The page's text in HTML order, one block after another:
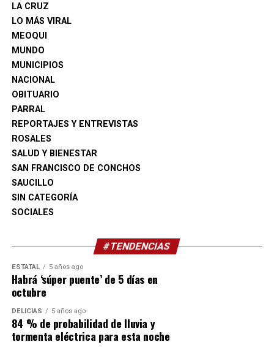
LA CRUZ
LO MÁS VIRAL
MEOQUI
MUNDO
MUNICIPIOS
NACIONAL
OBITUARIO
PARRAL
REPORTAJES Y ENTREVISTAS
ROSALES
SALUD Y BIENESTAR
SAN FRANCISCO DE CONCHOS
SAUCILLO
SIN CATEGORÍA
SOCIALES
#TENDENCIAS
ESTATAL 5 años ago
Habrá ‘súper puente’ de 5 días en
octubre
DELICIAS 5 años ago
84 % de probabilidad de lluvia y
tormenta eléctrica para esta noche